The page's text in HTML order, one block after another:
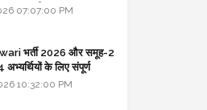
बड़ा स्पष्टीकरण
07:07:00 PM
भर्ती 2026 और समूह-2
के लिए संपूर्ण
10:32:00 PM